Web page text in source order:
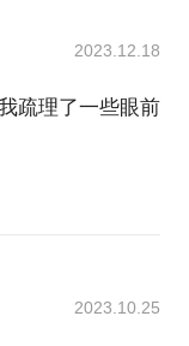
2023.12.18
疏理了一些眼前
2023.10.25